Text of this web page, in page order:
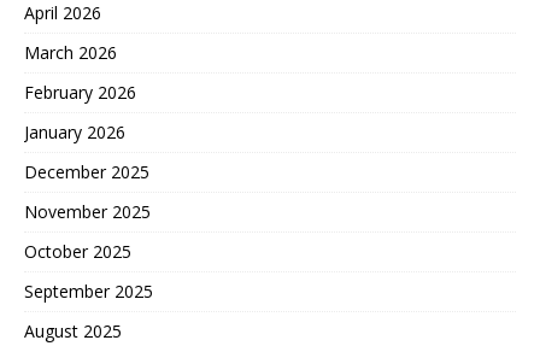
April 2026
March 2026
February 2026
January 2026
December 2025
November 2025
October 2025
September 2025
August 2025